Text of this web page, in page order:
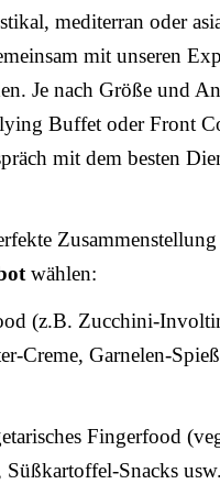
mediterran oder
mit unseren
Je nach Größe und
Buffet oder Front
mit dem besten
wählen:
(z.B. Zucchini-
Creme, Garnelen-
Fingerfood
Snacks